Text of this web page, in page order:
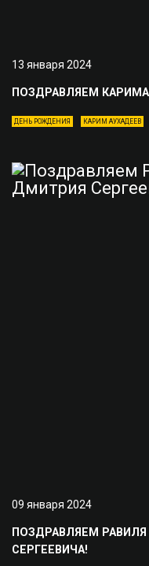
13 января 2024
ПОЗДРАВЛЯЕМ
ДЕНЬ РОЖДЕНИЯ КАРИМ АУХАДЕЕВ
09 января 2024
ПОЗДРАВЛЯЕМ
СЕРГЕЕВИЧА!